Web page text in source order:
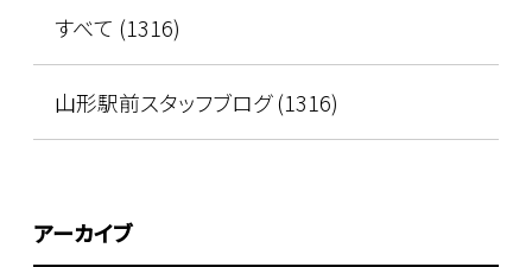
すべて (1316)
山形駅前スタッフブログ (1316)
アーカイブ